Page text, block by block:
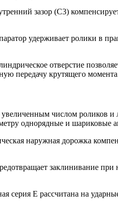
зазор (C3)
удерживает ролики в
отверстие
передачу крутящего
числом роликов
однорядные и шариковые
наружная дорожка
заклинивание
серия E рассчитана на